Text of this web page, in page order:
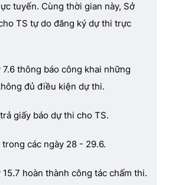
tuyến. Cùng thời gian này, Sở
TS tự do đăng ký dự thi trực
7.6 thông báo công khai những
đủ điều kiện dự thi.
giấy báo dự thi cho TS.
các ngày 28 - 29.6.
15.7 hoàn thành công tác chấm thi.